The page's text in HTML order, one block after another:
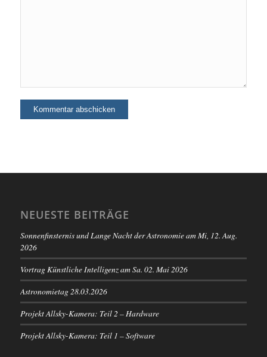
NEUESTE BEITRÄGE
Sonnenfinsternis und Lange Nacht der Astronomie am Mi, 12. Aug.
2026
Vortrag Künstliche Intelligenz am Sa. 02. Mai 2026
Astronomietag 28.03.2026
Projekt Allsky-Kamera: Teil 2 – Hardware
Projekt Allsky-Kamera: Teil 1 – Software